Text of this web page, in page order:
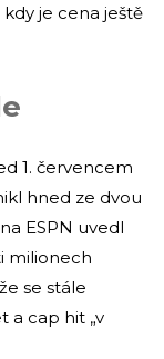
je cena ještě
1. červencem
hned ze dvou
ESPN uvedl
milionech
se stále
a cap hit „v